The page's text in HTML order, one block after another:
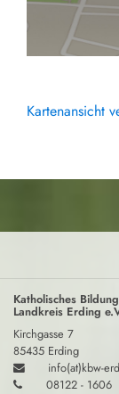
Kartenansicht
Katholisches
Landkreis Erding
Kirchgasse 7
85435 Erding
info(at)kbw-
08122 - 1606